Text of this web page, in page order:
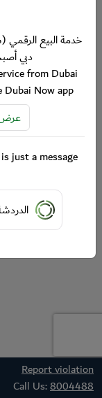
Report violation
Call Us:8004488
خدمة البيع الرقمي
دبي
from Dubai
Dubai Now app
عرض
just a message